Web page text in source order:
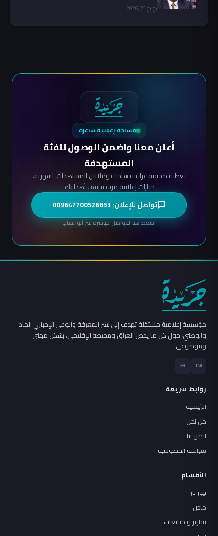
يوليو 23, 2026
مساحة إعلانية شاغرة
أعلن معنا واضمن الوصول للفئة
المستهدفة
تغطية صحفية عراقية شاملة وملايين المشاهدات الشهرية.
خيارات إعلانية مرنة تناسب أهدافك.
تواصل للإعلان: 009647700526853
اضغط هنا للتواصل مباشرة عبر الواتساب
مؤسسة إعلامية مستقلة تهدف إلى نشر المعرفة والوعي الإخباري الجاد
والوطني، حول كل ما يخص العراق ومحيطه الإقليمي، بشكل مهني
وموضوعي.
TW
FB
روابط سريعة
الرئيسية
من نحن
اتصل بنا
سياسة الخصوصية
الأقسام
نيوز بار
خاص
تقارير و متابعات